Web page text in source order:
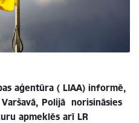
aģentūra ( LIAA) informē,
Polijā norisināsies
apmeklēs arī LR